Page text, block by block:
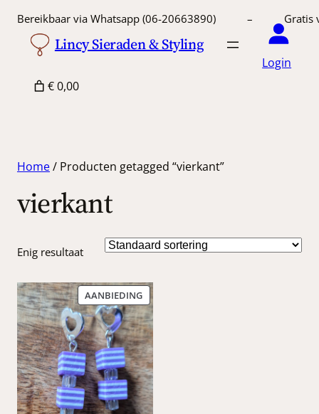
Bereikbaar via Whatsapp (06-20663890) –
Lincy Sieraden & Styling
Login
€ 0,00
Home/ Producten getagged “vierkant”
vierkant
Enig resultaat
AANBIEDINGPRODUCT
IN
DE
UITVERKOOP